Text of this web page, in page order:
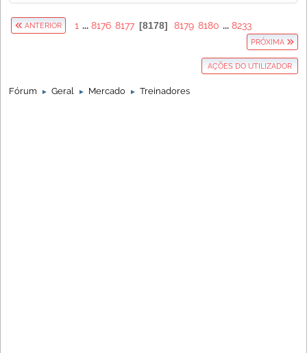
ANTERIOR 1 ... 8176 8177 8178 8179 8180 ... 8233
PRÓXIMA
AÇÕES DO UTILIZADOR
Fórum ► Geral ► Mercado ► Treinadores